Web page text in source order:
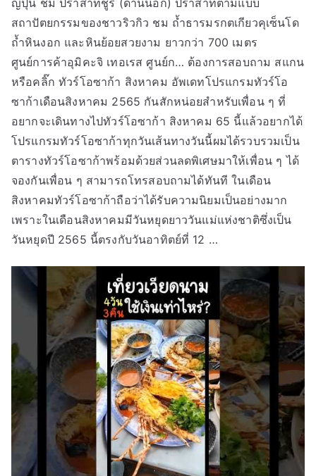
ญี่ปุ่น ชม ปราสาทชูริ (ด้านนอก) ปราสาทตามแบบ
สถาปัตยกรรมของชาวริวกิว ชม ถ้ำธารมรกตเกียวคุเซ็นโด
ถ้ำหินงอก และหินย้อยสวยงาม ยาวกว่า 700 เมตร
ศูนย์การค้าอุมิคะจิ เทอเรส ศูนย์ก… ต้องการสอบถาม สแกน
หรือคลิ๊ก ทัวร์โอซาก้า สิงหาคม อัพเดทโปรแกรมทัวร์โอ
ซาก้าเดือนสิงหาคม 2565 กันสักหน่อยสำหรับเพื่อน ๆ ที่
อยากจะเดินทางไปทัวร์โอซาก้า สิงหาคม 65 นี้แล้วอยากได้
โปรแกรมทัวร์โอซาก้าทุกวันเส้นทางวันนี้ผมได้รวบรวมเป็น
ตารางทัวร์โอซาก้าพร้อมด้วยส่วนลดพิเศษมาให้เพื่อน ๆ ได้
จองกันเพื่อน ๆ สามารถโทรสอบถามได้ทันที ในเดือน
สิงหาคมทัวร์โอซาก้าถือว่าได้รับความนิยมเป็นอย่างมาก
เพราะในเดือนสิงหาคมมีวันหยุดยาววันแม่แห่งชาติซึ่งเป็น
วันหยุดปี 2565 นี้ตรงกับวันอาทิตย์ที่ 12 …